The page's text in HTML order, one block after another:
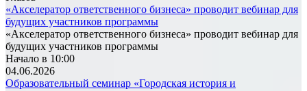
«Акселератор ответственного бизнеса» проводит вебинар для
будущих участников программы
«Акселератор ответственного бизнеса» проводит вебинар для
будущих участников программы
Начало в 10:00
04.06.2026
Образовательный семинар «Городская история и